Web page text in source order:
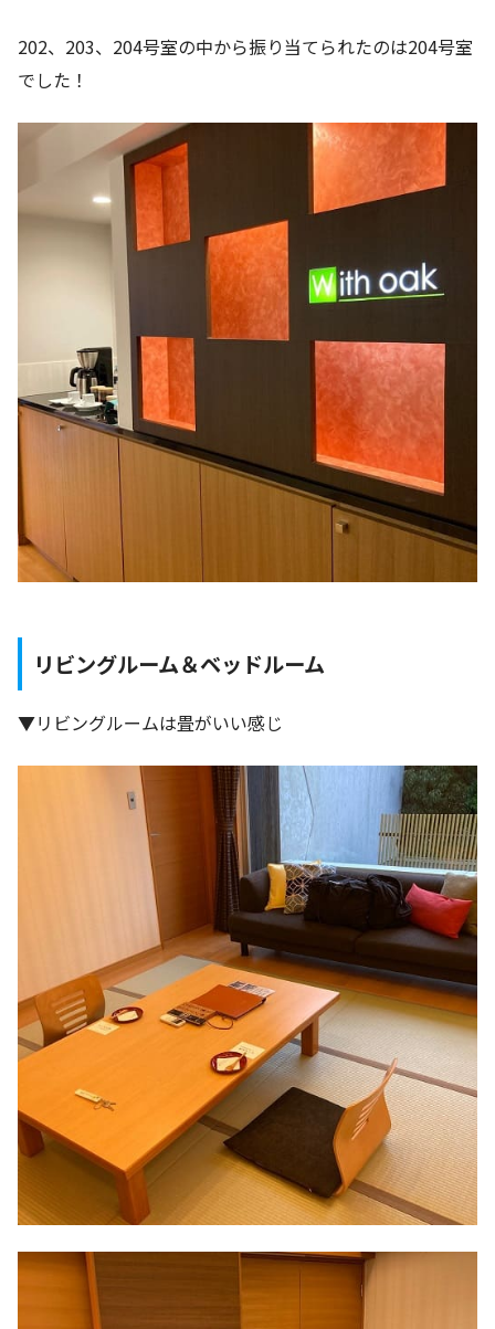
202、203、204号室の中から振り当てられたのは204号室
でした！
リビングルーム＆ベッドルーム
▼リビングルームは畳がいい感じ